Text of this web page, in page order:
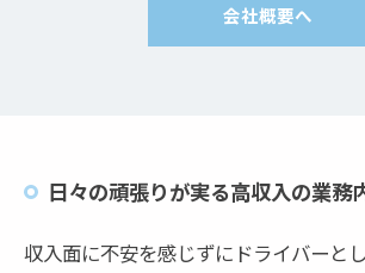
会社概要へ
日々の頑張りが実る高収入の業務
収入面に不安を感じずにドライバーと